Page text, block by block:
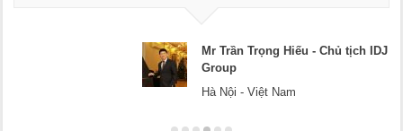
Mr Dương - CEO Dương Cafe
Hà Nội